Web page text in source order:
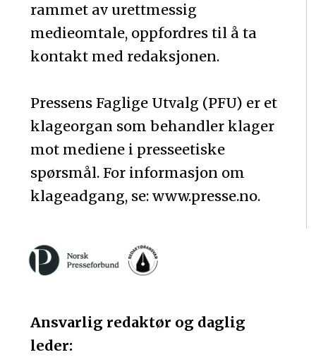
rammet av urettmessig
medieomtale, oppfordres til å ta
kontakt med redaksjonen.
Pressens Faglige Utvalg (PFU) er et
klageorgan som behandler klager
mot mediene i presseetiske
spørsmål. For informasjon om
klageadgang, se: www.presse.no.
Ansvarlig redaktør og daglig
leder: